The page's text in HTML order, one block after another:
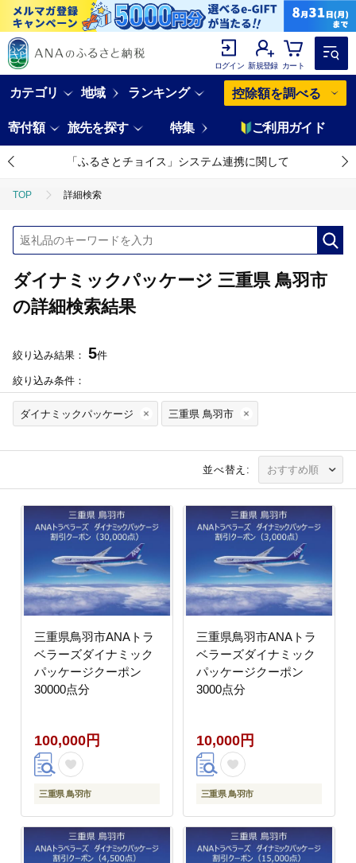
ログイン 新規登録 カート
カテゴリ 地域 ランキング 控除額を調べる
寄付額 旅先を探す 特集 ご利用ガイド
「ふるさとチョイス」システム連携に関して
TOP 詳細検索
ダイナミックパッケージ 三重県 鳥羽市
の詳細検索結果
絞り込み結果： 5件
絞り込み条件：
ダイナミックパッケージ 三重県 鳥羽市
並べ替え:
三重県鳥羽市ANAトラ
ベラーズダイナミック
パッケージクーポン
30000点分
100,000円
三重県 鳥羽市
三重県鳥羽市ANAトラ
ベラーズダイナミック
パッケージクーポン
3000点分
10,000円
三重県 鳥羽市